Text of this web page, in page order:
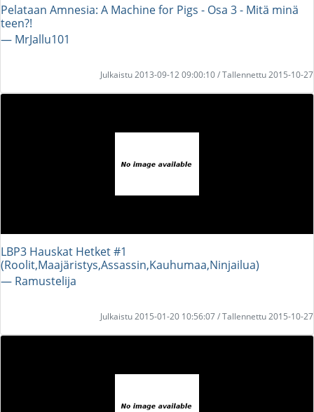
Pelataan Amnesia: A Machine for Pigs - Osa 3 - Mitä minä
teen?!
― MrJallu101
Julkaistu 2013-09-12 09:00:10 / Tallennettu 2015-10-27
LBP3 Hauskat Hetket #1
(Roolit,Maajäristys,Assassin,Kauhumaa,Ninjailua)
― Ramustelija
Julkaistu 2015-01-20 10:56:07 / Tallennettu 2015-10-27